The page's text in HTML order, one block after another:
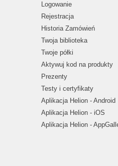
Logowanie
Rejestracja
Historia Zamówień
Twoja biblioteka
Twoje półki
Aktywuj kod na produkty
Prezenty
Testy i certyfikaty
Aplikacja Helion - Android
Aplikacja Helion - iOS
Aplikacja Helion -